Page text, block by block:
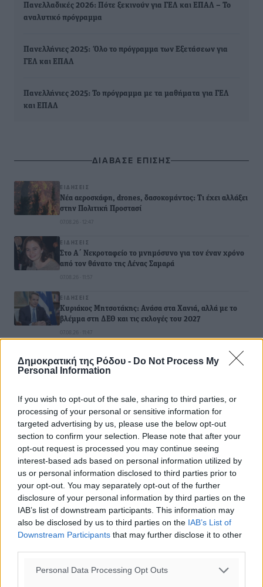
Δημοκρατική της Ρόδου - Do Not Process My
Personal Information
If you wish to opt-out of the sale, sharing to third parties, or
processing of your personal or sensitive information for
targeted advertising by us, please use the below opt-out
section to confirm your selection. Please note that after your
opt-out request is processed you may continue seeing
interest-based ads based on personal information utilized by
us or personal information disclosed to third parties prior to
your opt-out. You may separately opt-out of the further
disclosure of your personal information by third parties on the
IAB’s list of downstream participants. This information may
also be disclosed by us to third parties on the IAB’s List of
Downstream Participants that may further disclose it to other
Personal Data Processing Opt Outs
Πανελλαδικές 2026: Πότε ξεκινούν για ΓΕΛ και ΕΠΑΛ – Το
αναλυτικό πρόγραμμα
Πανελλήνιες 2025: Όλο το πρόγραμμα των Εξετάσεων για
ΓΕΛ και ΕΠΑΛ
Πανελλήνιες 2025: Το πρόγραμμα με τα μαθήματα για ΓΕΛ
και ΕΠΑΛ
ΔΙΑΒΑΣΕ ΕΠΙΣΗΣ
ΕΙΔΉΣΕΙΣ
Νέα αεροσκάφη, drones, δασοκομάντος: Τι έχει αλλάξει
στην Πολιτική Προστασί
07.08.26 · 12:47
ΕΙΔΉΣΕΙΣ
Στο Α΄ Νεκροταφείο το μνημόσυνο για τον έναν χρόνο
από τον θάνατο της Λένας Σαμαρά
07.08.26 · 11:57
ΕΙΔΉΣΕΙΣ
Κυριάκος Μητσοτάκης: Ανάσα στα Χανιά, αλλά με το
βλέμμα στη ΔΕΘ και τις εκλογές του 2027
07.08.26 · 11:47
Σχολιασμός Άρθρου
Τα σχόλια εκφράζουν αποκλειστικά τον εκάστοτε
σχολιαστή. Η Δημοκρατική δεν υιοθετεί αυτές τις
απόψεις. Διατηρούμε το δικαίωμα να διαγράψουμε όποια
σχόλια θεωρούμε προσβλητικά ή περιέχουν ύβρεις, χωρίς
καμμία προειδοποίηση. Χρήστες που δεν τηρούν τους
όρους χρήσης αποκλείονται.
Προσθέστε ένα σχόλιο
Το E-mail δεν θα δημοσιευτεί.
Πρέπει να συμπληρωθούν όλα τα πεδία για την